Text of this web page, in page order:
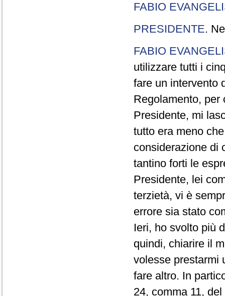
FABIO
PRESIDENTE.
FABIO
utilizzare tutti i
fare un intervento
Regolamento, per
Presidente, mi
tutto era meno
considerazione di
tantino forti le
Presidente, lei
terzietà, vi è
errore sia stato
Ieri, ho svolto più
quindi, chiarire il
volesse prestarmi
fare altro. In
24, comma 11,